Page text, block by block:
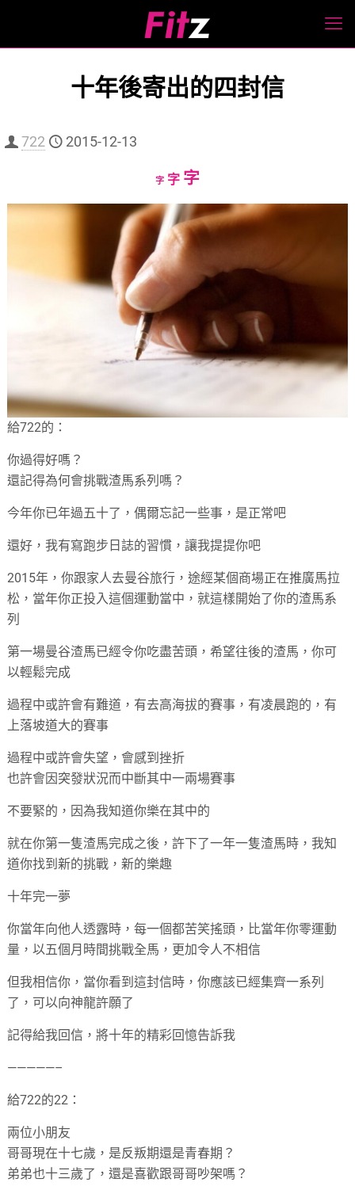
十年後寄出的四封信
722 2015-12-13
字Decrease
size.
字Reset
size.
字Increase
size.
給722的：
你過得好嗎？
還記得為何會挑戰渣馬系列嗎？
今年你已年過五十了，偶爾忘記一些事，是正常吧
還好，我有寫跑步日誌的習慣，讓我提提你吧
2015年，你跟家人去曼谷旅行，途經某個商場正在推廣馬拉
松，當年你正投入這個運動當中，就這樣開始了你的渣馬系
列
第一場曼谷渣馬已經令你吃盡苦頭，希望往後的渣馬，你可
以輕鬆完成
過程中或許會有難道，有去高海拔的賽事，有凌晨跑的，有
上落坡道大的賽事
過程中或許會失望，會感到挫折
也許會因突發狀況而中斷其中一兩場賽事
不要緊的，因為我知道你樂在其中的
就在你第一隻渣馬完成之後，許下了一年一隻渣馬時，我知
道你找到新的挑戰，新的樂趣
十年完一夢
你當年向他人透露時，每一個都苦笑搖頭，比當年你零運動
量，以五個月時間挑戰全馬，更加令人不相信
但我相信你，當你看到這封信時，你應該已經集齊一系列
了，可以向神龍許願了
記得給我回信，將十年的精彩回憶告訴我
—————–
給722的22：
兩位小朋友
哥哥現在十七歲，是反叛期還是青春期？
弟弟也十三歲了，還是喜歡跟哥哥吵架嗎？